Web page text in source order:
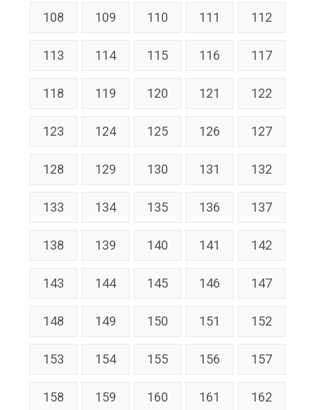
108 109 110 111 112
113 114 115 116 117
118 119 120 121 122
123 124 125 126 127
128 129 130 131 132
133 134 135 136 137
138 139 140 141 142
143 144 145 146 147
148 149 150 151 152
153 154 155 156 157
158 159 160 161 162